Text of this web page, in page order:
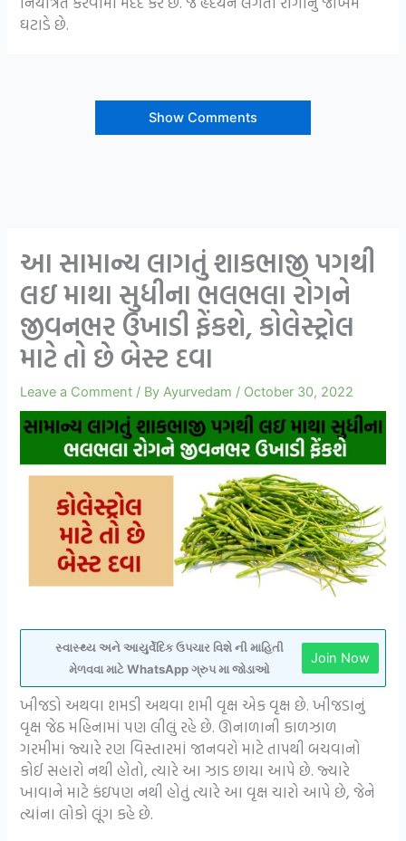
ઘટાડે છે.
Show Comments
આ સામાન્ય લાગતું શાકભાજી પગથી
લઇ માથા સુધીના ભલભલા રોગને
જીવનભર ઉખાડી ફેંકશે, કોલેસ્ટ્રોલ
માટે તો છે બેસ્ટ દવા
Leave a Comment / ByAyurvedam / October 30, 2022
સ્વાસ્થ્ય અને આયુર્વેદિક ઉપચાર વિશે ની માહિતી
મેળવવા માટે WhatsApp ગ્રુપ મા જોડાઓ
Join Now
ખીજડો અથવા શમડી અથવા શમી વૃક્ષ એક વૃક્ષ છે. ખીજડાનું
વૃક્ષ જેઠ મહિનામાં પણ લીલું રહે છે. ઊનાળાની કાળઝાળ
ગરમીમાં જ્યારે રણ વિસ્તારમાં જાનવરો માટે તાપથી બચવાનો
કોઈ સહારો નથી હોતો, ત્યારે આ ઝાડ છાયા આપે છે. જ્યારે
ખાવાને માટે કંઇપણ નથી હોતું ત્યારે આ વૃક્ષ ચારો આપે છે, જેને
ત્યાંના લોકો લૂંગ કહે છે.